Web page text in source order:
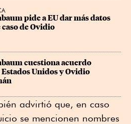
pide a EU dar más datos
caso de Ovidio
cuestiona acuerdo
Unidos y Ovidio
advirtió que, en caso
se mencionen nombres